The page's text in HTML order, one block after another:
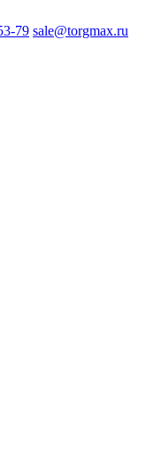
79 sale@torgmax.ru